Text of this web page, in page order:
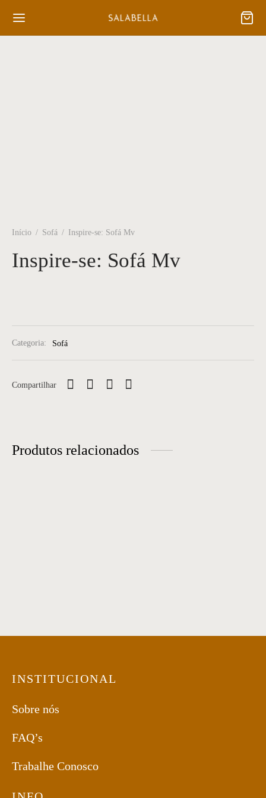
Início / Sofá / Inspire-se: Sofá Mv
Inspire-se: Sofá Mv
Categoria: Sofá
Compartilhar
Produtos relacionados
INSTITUCIONAL
Sobre nós
FAQ’s
Trabalhe Conosco